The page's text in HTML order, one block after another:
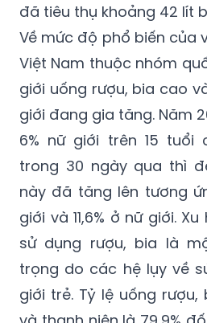
tiêu thụ tới gần 4,1 tỷ lít
với 161 triệu lít cồn, bình
đã tiêu thụ khoảng 42 lít
Về mức độ phổ biến của
Việt Nam thuộc nhóm
giới uống rượu, bia cao
giới đang gia tăng. Năm
6% nữ giới trên 15 tuổi
trong 30 ngày qua thì
này đã tăng lên tương
giới và 11,6% ở nữ giới.
sử dụng rượu, bia là